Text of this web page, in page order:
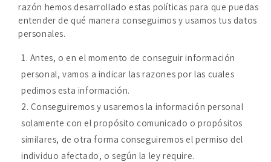
razón hemos desarrollado estas políticas para que puedas
entender de qué manera conseguimos y usamos tus datos
personales.
Antes, o en el momento de conseguir información
personal, vamos a indicar las razones por las cuales
pedimos esta información.
Conseguiremos y usaremos la información personal
solamente con el propósito comunicado o propósitos
similares, de otra forma conseguiremos el permiso del
individuo afectado, o según la ley require.